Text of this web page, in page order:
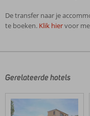
De transfer naar je
te boeken. Klik hiervoor
door
klanten
geschreven
Gerelateerde hotels